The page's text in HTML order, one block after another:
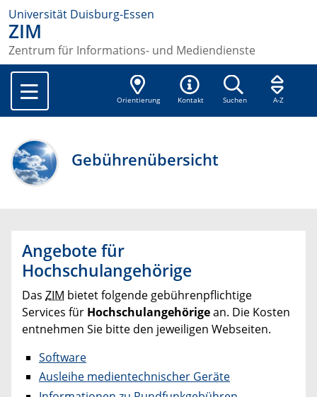
Universität Duisburg-Essen
ZIM
Zentrum für Informations- und Mediendienste
Orientierung Kontakt Suchen A-Z
Gebührenübersicht
Angebote für
Hochschulangehörige
Das ZIM bietet folgende gebührenpflichtige
Services für Hochschulangehörigean. Die Kosten
entnehmen Sie bitte den jeweiligen Webseiten.
Software
Ausleihe medientechnischer Geräte